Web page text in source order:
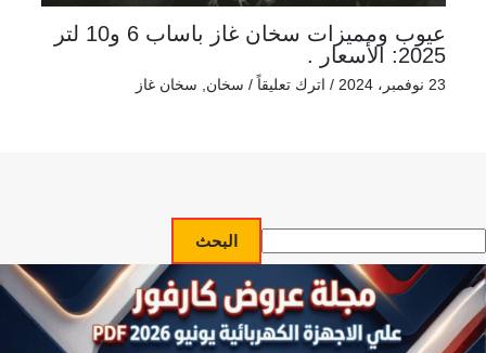
عيوب ومميزات سخان غاز باساب 6 و10 لتر
2025: الأسعار .
23 نوفمبر، 2024 / اترك تعليقاً / سخان سخان غاز
البحث